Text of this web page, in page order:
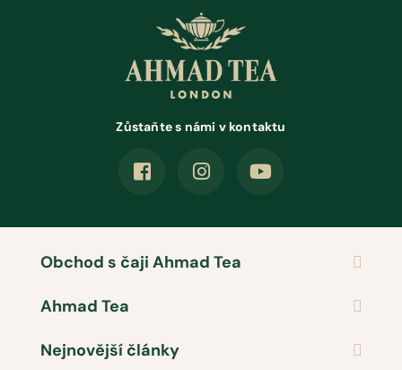
Zůstaňte s námi v kontaktu
Obchod s čaji Ahmad Tea
Ahmad Tea
Nejnovější články